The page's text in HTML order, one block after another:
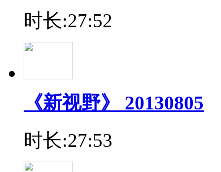
时长:27:52
《新视野》 20130805
时长:27:53